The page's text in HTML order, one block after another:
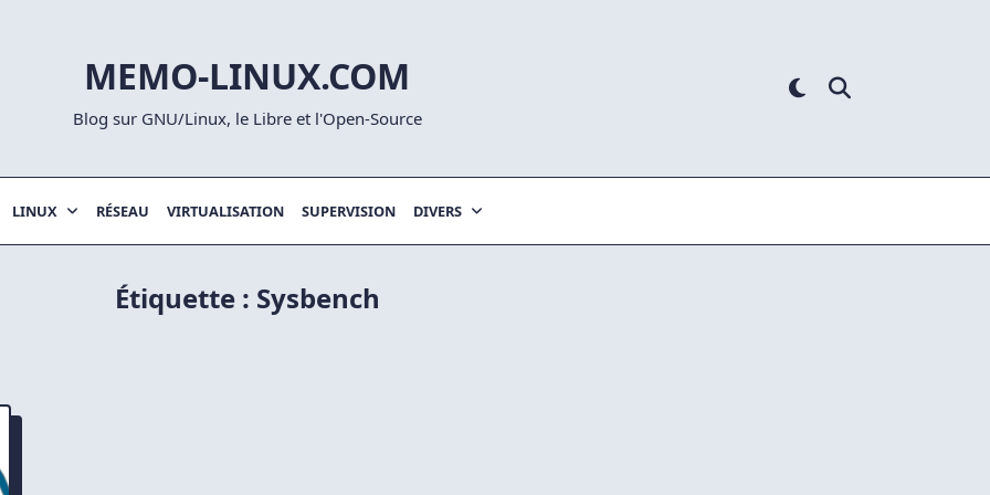
MEMO-LINUX.COM
Blog sur GNU/Linux, le Libre et l'Open-Source
LINUX RÉSEAU VIRTUALISATION SUPERVISION DIVERS
Étiquette : Sysbench